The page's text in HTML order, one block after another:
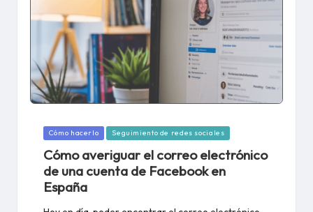
Publicado
Cómo hacerlo Seguimiento de redes sociales
Cómo averiguar el correo electrónico
de una cuenta de Facebook en
España